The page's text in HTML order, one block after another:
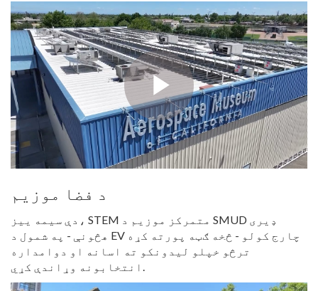
د فضا موزیم
دې سیمه ییز، STEM متمرکز موزیم د SMUD ډیری
هڅونې - په شمول د EV چارج کولو - څخه ګټه پورته کړه
ترڅو خپلو لیدونکو ته اسانه او دوامداره